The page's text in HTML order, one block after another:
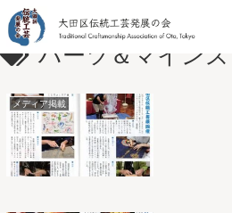
ハーツ＆マインズ
メディア掲載